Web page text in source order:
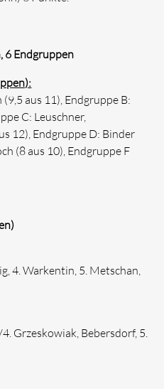
6 Endgruppen
aus 11), Endgruppe B:
C: Leuschner,
12), Endgruppe D: Binder
(8 aus 10), Endgruppe F
4. Warkentin, 5. Metschan,
Grzeskowiak, Bebersdorf, 5.